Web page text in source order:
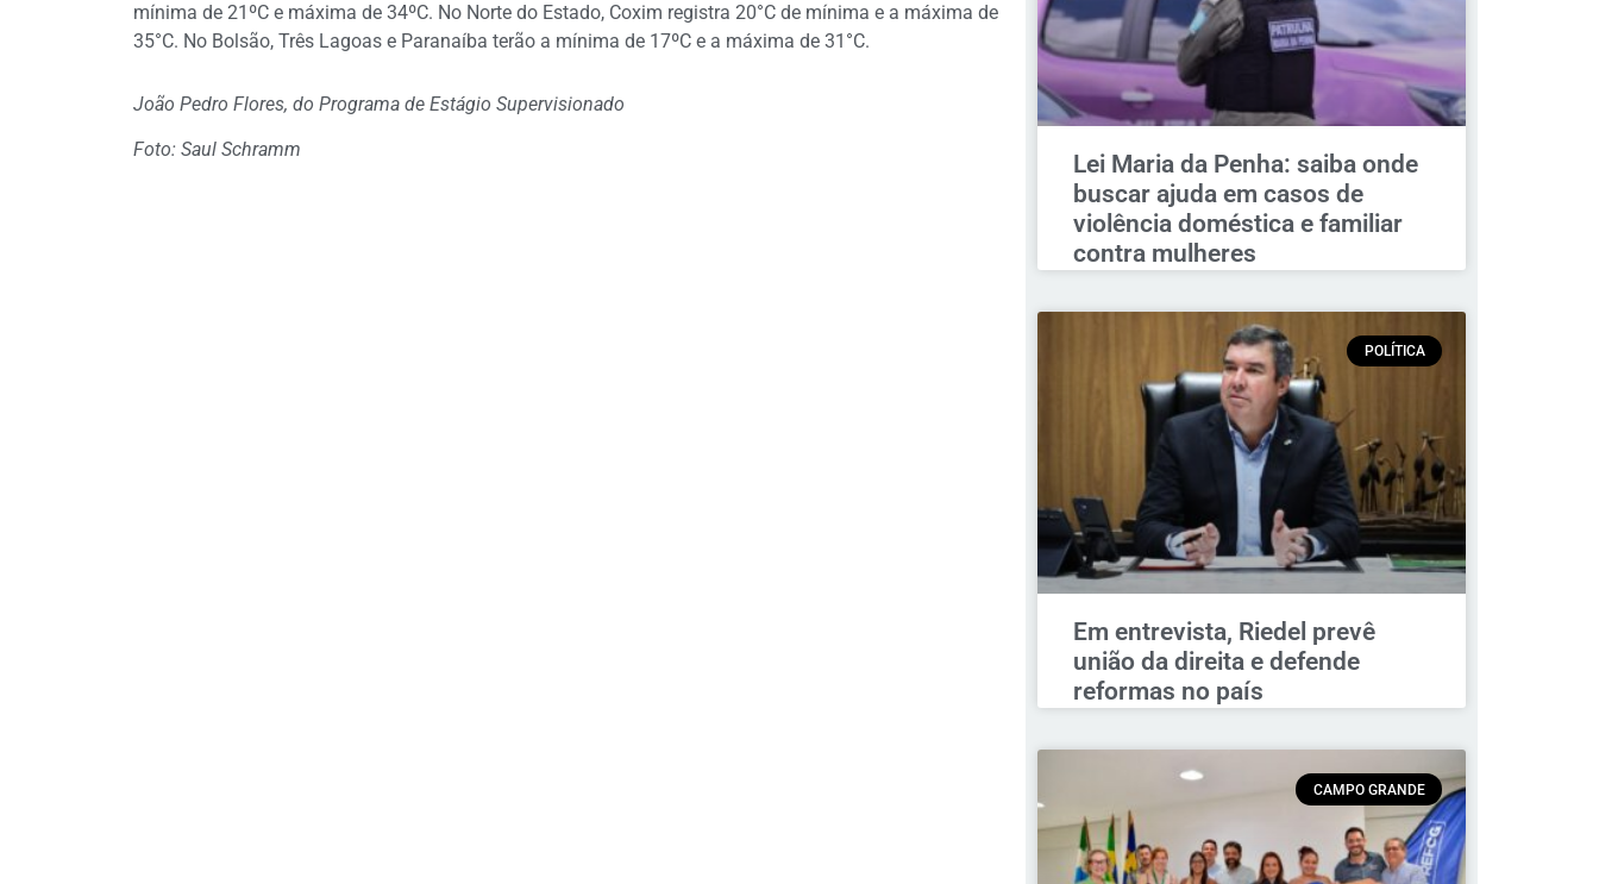
mínima de 21ºC e máxima de 34ºC. No Norte do Estado, Coxim registra 20°C de mínima e a máxima de
35°C. No Bolsão, Três Lagoas e Paranaíba terão a mínima de 17ºC e a máxima de 31°C.
João Pedro Flores, do Programa de Estágio Supervisionado
Foto: Saul Schramm
Lei Maria da Penha: saiba onde
buscar ajuda em casos de
violência doméstica e familiar
contra mulheres
POLÍTICA
Em entrevista, Riedel prevê
união da direita e defende
reformas no país
CAMPO GRANDE